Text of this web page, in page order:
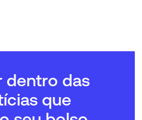
dentro das
que